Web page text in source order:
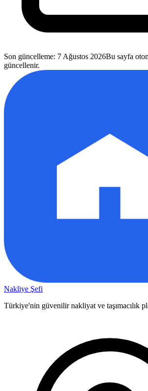
Son güncelleme: 7 Ağustos 2026Bu sayfa
güncellenir.
Nakliye Şefi
Türkiye'nin güvenilir nakliyat ve taşımacılık